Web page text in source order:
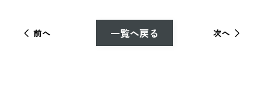
前へ 一覧へ戻る 次へ